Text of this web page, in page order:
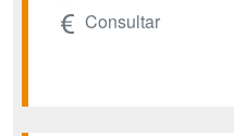
Consultar